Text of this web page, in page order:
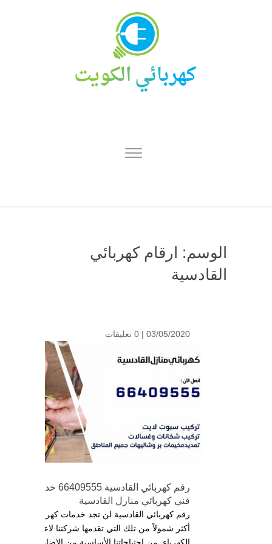
الوسم: ارقام كهربائي
القادسية
03/05/2020 | 0 تعليقات
رقم كهربائي القادسية 66409555 خدمة
فني كهربائي منازل القادسية
رقم كهربائي القادسية لن تجد خدمات كهربائية
أكثر شمولاً من تلك التي تقدمها شركتنا لاعمال